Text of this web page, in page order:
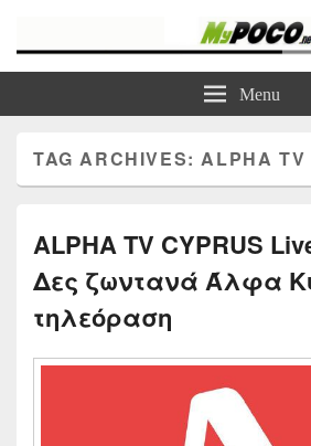
Τα καλύτερα Reviews , Συγκρίσεις , VPN ,
Menu
TAG ARCHIVES:ALPHA TV
ALPHA TV CYPRUS
Δες ζωντανά Άλφα
τηλεόραση